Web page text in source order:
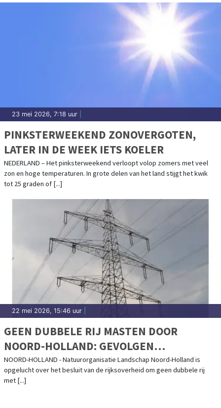
23 mei 2026, 7:18 uur
PINKSTERWEEKEND ZONOVERGOTEN,
LATER IN DE WEEK IETS KOELER
NEDERLAND – Het pinksterweekend verloopt volop zomers met veel
zon en hoge temperaturen. In grote delen van het land stijgt het kwik
tot 25 graden of [...]
22 mei 2026, 15:46 uur
GEEN DUBBELE RIJ MASTEN DOOR
NOORD-HOLLAND: GEVOLGEN
AANLANDING KABELS UIT NOORDZEE ZIJN
BEPERKT
NOORD-HOLLAND - Natuurorganisatie Landschap Noord-Holland is
opgelucht over het besluit van de rijksoverheid om geen dubbele rij
met [...]